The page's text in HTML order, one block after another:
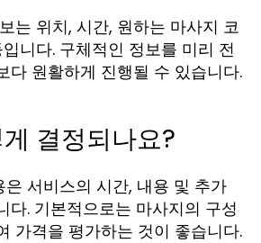
는 위치, 시간, 원하는 마사지 코
니다. 구체적인 정보를 미리 전
다 원활하게 진행될 수 있습니다.
결정되나요?
은 서비스의 시간, 내용 및 추가
다. 기본적으로는 마사지의 구성
가격을 평가하는 것이 좋습니다.